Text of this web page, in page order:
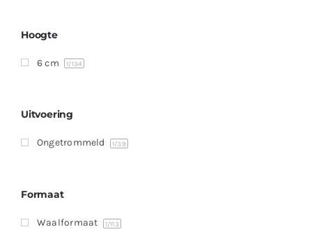
Contact
Offerte aanvragen
Hoogte
6 cm 1/134
Uitvoering
Ongetrommeld 1/39
Formaat
Waalformaat 1/113